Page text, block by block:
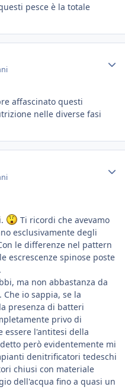
pesce è la totale
affascinato questi
nelle diverse fasi
Ti ricordi che avevamo
esclusivamente degli
le differenze nel pattern
escrescenze spinose poste
ma non abbastanza da
io sappia, se la
presenza di batteri
privo di
essere l'antitesi della
però evidentemente mi
denitrificatori tedeschi
chiusi con materiale
dell'acqua fino a quasi un